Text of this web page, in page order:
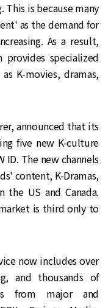
This is because many
as the demand for
As a result,
provides specialized
K-movies, dramas,
announced that its
five new K-culture
ID. The new channels
content, K-Dramas,
US and Canada.
is third only to
now includes over
and thousands of
from major and